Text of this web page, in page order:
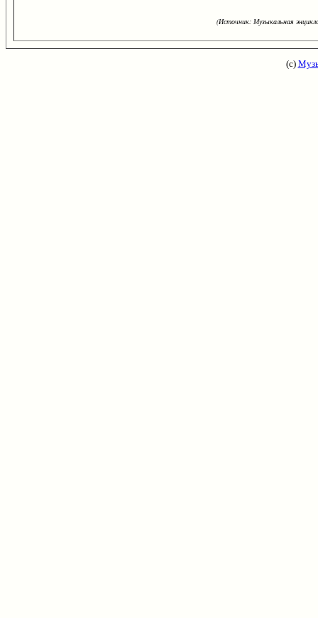
(Источник: Музыкальная
(с)